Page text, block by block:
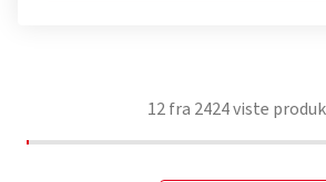
12fra 2424viste